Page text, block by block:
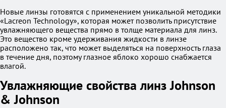
Новые линзы готовятся с применением уникальной методики
«Lacreon Technology», которая может позволить присутствие
увлажняющего вещества прямо в толще материала для линз.
Это вещество кроме удерживания жидкости в линзе
расположено так, что может выделяться на поверхность глаза
в течение дня, поэтому глазное яблоко хорошо снабжается
влагой.
Увлажняющие свойства линз Johnson
& Johnson